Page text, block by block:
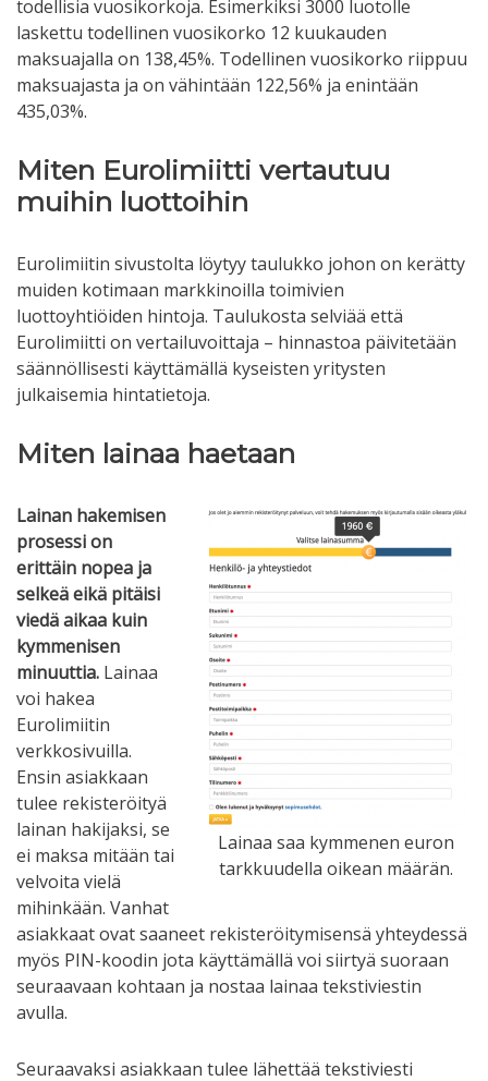
todellisia vuosikorkoja. Esimerkiksi 3000 luotolle
laskettu todellinen vuosikorko 12 kuukauden
maksuajalla on 138,45%. Todellinen vuosikorko riippuu
maksuajasta ja on vähintään 122,56% ja enintään
435,03%.
Miten Eurolimiitti vertautuu
muihin luottoihin
Eurolimiitin sivustolta löytyy taulukko johon on kerätty
muiden kotimaan markkinoilla toimivien
luottoyhtiöiden hintoja. Taulukosta selviää että
Eurolimiitti on vertailuvoittaja – hinnastoa päivitetään
säännöllisesti käyttämällä kyseisten yritysten
julkaisemia hintatietoja.
Miten lainaa haetaan
Lainaa saa kymmenen euron
tarkkuudella oikean määrän.
Lainan hakemisen
prosessi on
erittäin nopea ja
selkeä eikä pitäisi
viedä aikaa kuin
kymmenisen
minuuttia. Lainaa
voi hakea
Eurolimiitin
verkkosivuilla.
Ensin asiakkaan
tulee rekisteröityä
lainan hakijaksi, se
ei maksa mitään tai
velvoita vielä
mihinkään. Vanhat
asiakkaat ovat saaneet rekisteröitymisensä yhteydessä
myös PIN-koodin jota käyttämällä voi siirtyä suoraan
seuraavaan kohtaan ja nostaa lainaa tekstiviestin
avulla.
Seuraavaksi asiakkaan tulee lähettää tekstiviesti